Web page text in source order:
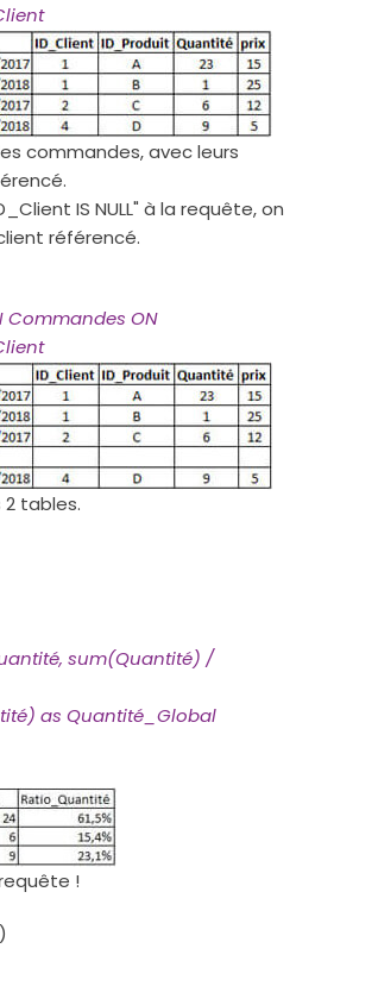
commandes, avec leurs
IS NULL" à la requête, on
référencé.
Commandes ON
tables.
sum(Quantité) /
as Quantité_Global
!